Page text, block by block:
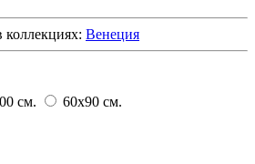
коллекциях: Венеция
cм. 60x90 cм.